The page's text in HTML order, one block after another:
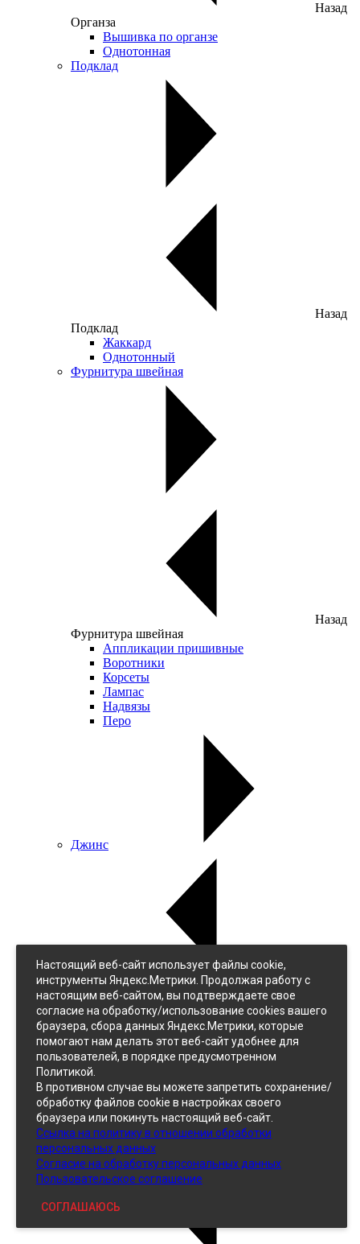
Назад
Органза
Вышивка по органзе
Однотонная
Подклад
Назад
Подклад
Жаккард
Однотонный
Фурнитура швейная
Назад
Фурнитура швейная
Аппликации пришивные
Воротники
Корсеты
Лампас
Надвязы
Перо
Джинс
Джинс
Однотонный
Принтованный
Кожзам
Настоящий веб-сайт использует файлы cookie,
инструменты Яндекс.Метрики. Продолжая работу с
настоящим веб-сайтом, вы подтверждаете свое
согласие на обработку/использование cookies вашего
браузера, сбора данных Яндекс.Метрики, которые
помогают нам делать этот веб-сайт удобнее для
пользователей, в порядке предусмотренном
Политикой.
В противном случае вы можете запретить сохранение/
обработку файлов cookie в настройках своего
браузера или покинуть настоящий веб-сайт.
Ссылка на политику в отношении обработки
персональных данных
Согласие на обработку персональных данных
Пользовательское соглашение
СОГЛАШАЮСЬ